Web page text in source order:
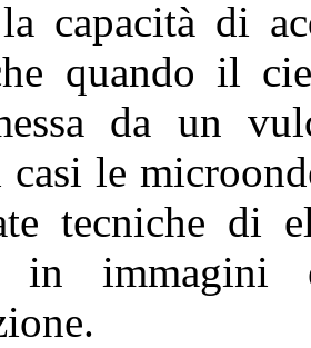
capacità di
quando il
da un
le
tecniche di
in